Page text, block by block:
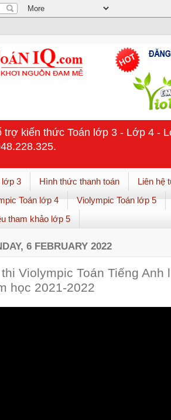
trợ kiến thức Toán lớp 3 - Lớp 4 -
lớp 3 Hình thức thanh toán
Liên hệ
Toán lớp 4
Violympic Toán lớp 5
tham khảo lớp 5
6 FEBRUARY 2022
Violympic Toán Tiếng
học 2021-2022